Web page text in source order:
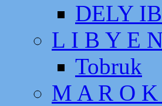
DELY
L I B Y E
Tobruk
M A R O